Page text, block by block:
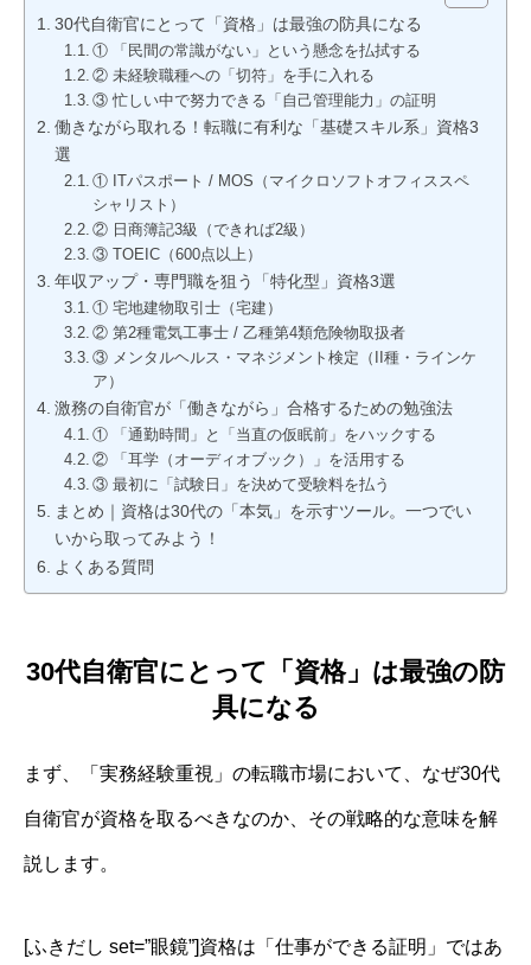
30代自衛官にとって「資格」は最強の防具になる
① 「民間の常識がない」という懸念を払拭する
② 未経験職種への「切符」を手に入れる
③ 忙しい中で努力できる「自己管理能力」の証明
働きながら取れる！転職に有利な「基礎スキル系」資格3
選
① ITパスポート / MOS（マイクロソフトオフィススペ
シャリスト）
② 日商簿記3級（できれば2級）
③ TOEIC（600点以上）
年収アップ・専門職を狙う「特化型」資格3選
① 宅地建物取引士（宅建）
② 第2種電気工事士 / 乙種第4類危険物取扱者
③ メンタルヘルス・マネジメント検定（II種・ラインケ
ア）
激務の自衛官が「働きながら」合格するための勉強法
① 「通勤時間」と「当直の仮眠前」をハックする
② 「耳学（オーディオブック）」を活用する
③ 最初に「試験日」を決めて受験料を払う
まとめ｜資格は30代の「本気」を示すツール。一つでい
いから取ってみよう！
よくある質問
30代自衛官にとって「資格」は最強の防
具になる
まず、「実務経験重視」の転職市場において、なぜ30代
自衛官が資格を取るべきなのか、その戦略的な意味を解
説します。
[ふきだし set=”眼鏡”]資格は「仕事ができる証明」ではあ